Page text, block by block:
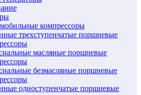
компрессоры
трехступенчатые поршневые
масляные поршневые
безмасляные поршневые
одноступенчатые поршневые